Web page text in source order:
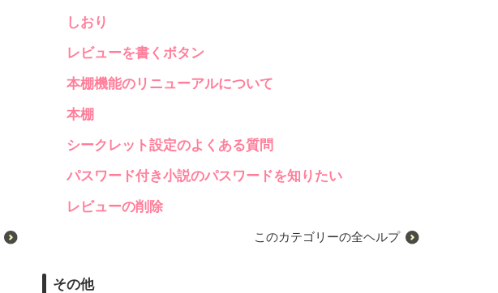
しおり
レビューを書くボタン
本棚機能のリニューアルについて
本棚
シークレット設定のよくある質問
パスワード付き小説のパスワードを知りたい
レビューの削除
このカテゴリーの全ヘルプ
その他